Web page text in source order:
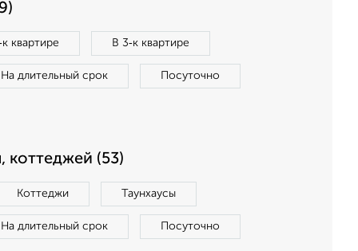
квартире В 3‑к квартире
На длительный срок Посуточно
коттеджей (53)
Коттеджи Таунхаусы
На длительный срок Посуточно